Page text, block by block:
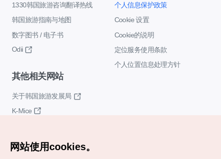
1330韩国旅游咨询翻译热线
韩国旅游指南与地图
数字图书 / 电子书
Odii
个人信息保护政策
Cookie 设置
Cookie的说明
定位服务使用条款
个人位置信息处理方针
其他相关网站
关于韩国旅游发展局
K-Mice
网站使用cookies。